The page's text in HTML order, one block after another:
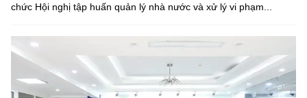
chức Hội nghị tập huấn quản lý nhà nước và xử lý vi phạm...